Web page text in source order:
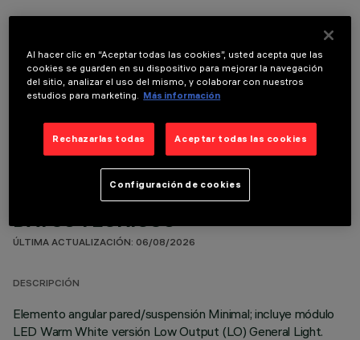
COMPONENTES OPCIONALES
DATOS TÉCNICOS
ÚLTIMA ACTUALIZACIÓN: 06/08/2026
DESCRIPCIÓN
Elemento angular pared/suspensión Minimal; incluye módulo
LED Warm White versión Low Output (LO) General Light.
Al hacer clic en “Aceptar todas las cookies”, usted acepta que las
cookies se guarden en su dispositivo para mejorar la navegación
del sitio, analizar el uso del mismo, y colaborar con nuestros
estudios para marketing.
Más información
Rechazarlas todas Aceptar todas las cookies
Configuración de cookies